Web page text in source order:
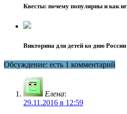
Квесты: почему популярны и как
Викторина для детей ко дню
Обсуждение: есть 1 комментарий
Елена:
29.11.2016 в 12:59